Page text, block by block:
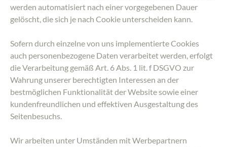
werden automatisiert nach einer vorgegebenen Dauer
gelöscht, die sich je nach Cookie unterscheiden kann.
Sofern durch einzelne von uns implementierte Cookies
auch personenbezogene Daten verarbeitet werden, erfolgt
die Verarbeitung gemäß Art. 6 Abs. 1 lit. f DSGVO zur
Wahrung unserer berechtigten Interessen an der
bestmöglichen Funktionalität der Website sowie einer
kundenfreundlichen und effektiven Ausgestaltung des
Seitenbesuchs.
Wir arbeiten unter Umständen mit Werbepartnern